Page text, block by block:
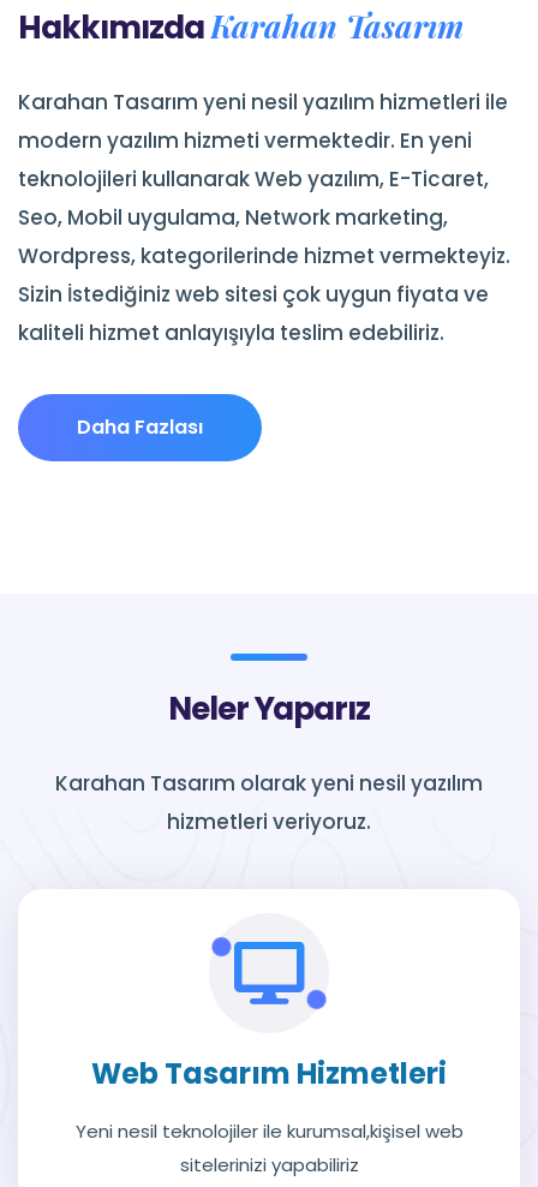
HakkımızdaKarahan Tasarım
Karahan Tasarım yeni nesil yazılım hizmetleri ile
modern yazılım hizmeti vermektedir. En yeni
teknolojileri kullanarak Web yazılım, E-Ticaret,
Seo, Mobil uygulama, Network marketing,
Wordpress, kategorilerinde hizmet vermekteyiz.
Sizin İstediğiniz web sitesi çok uygun fiyata ve
kaliteli hizmet anlayışıyla teslim edebiliriz.
Daha Fazlası
Neler Yaparız
Karahan Tasarım olarak yeni nesil yazılım
hizmetleri veriyoruz.
Web Tasarım Hizmetleri
Yeni nesil teknolojiler ile kurumsal,kişisel web
sitelerinizi yapabiliriz